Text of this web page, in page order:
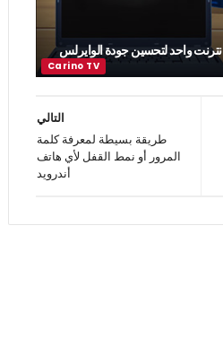
واحد لتحسين جودة الوايرلس
التالي
طريقة بسيطة لمعرفة كلمة
المرور أو نمط القفل لأي هاتف
أندرويد